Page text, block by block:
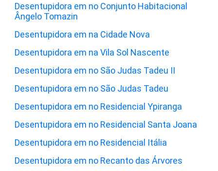
Desentupidora em no Conjunto Habitacional
Ângelo Tomazin
Desentupidora em na Cidade Nova
Desentupidora em na Vila Sol Nascente
Desentupidora em no São Judas Tadeu II
Desentupidora em no São Judas Tadeu
Desentupidora em no Residencial Ypiranga
Desentupidora em no Residencial Santa Joana
Desentupidora em no Residencial Itália
Desentupidora em no Recanto das Árvores